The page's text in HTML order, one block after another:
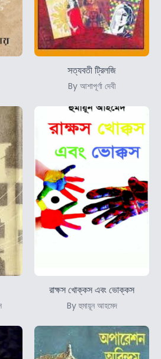
সত্যবতী ট্রিলজি
By আশাপূর্ণা দেবী
রাক্ষস খোক্কস এবং ভোক্কস
By হুমায়ূন আহমেদ